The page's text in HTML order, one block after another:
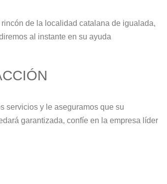
de la localidad catalana de igualada,
al instante en su ayuda
servicios y le aseguramos que su
garantizada, confíe en la empresa líder